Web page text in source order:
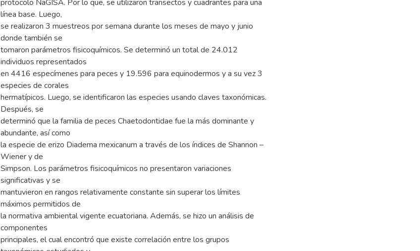
protocolo NaGISA. Por lo que, se utilizaron transectos y cuadrantes para una
línea base. Luego,
se realizaron 3 muestreos por semana durante los meses de mayo y junio
donde también se
tomaron parámetros fisicoquímicos. Se determinó un total de 24.012
individuos representados
en 4416 especímenes para peces y 19.596 para equinodermos y a su vez 3
especies de corales
hermatípicos. Luego, se identificaron las especies usando claves taxonómicas.
Después, se
determinó que la familia de peces Chaetodontidae fue la más dominante y
abundante, así como
la especie de erizo Diadema mexicanum a través de los índices de Shannon –
Wiener y de
Simpson. Los parámetros fisicoquímicos no presentaron variaciones
significativas y se
mantuvieron en rangos relativamente constante sin superar los límites
máximos permitidos de
la normativa ambiental vigente ecuatoriana. Además, se hizo un análisis de
componentes
principales, el cual encontró que existe correlación entre los grupos